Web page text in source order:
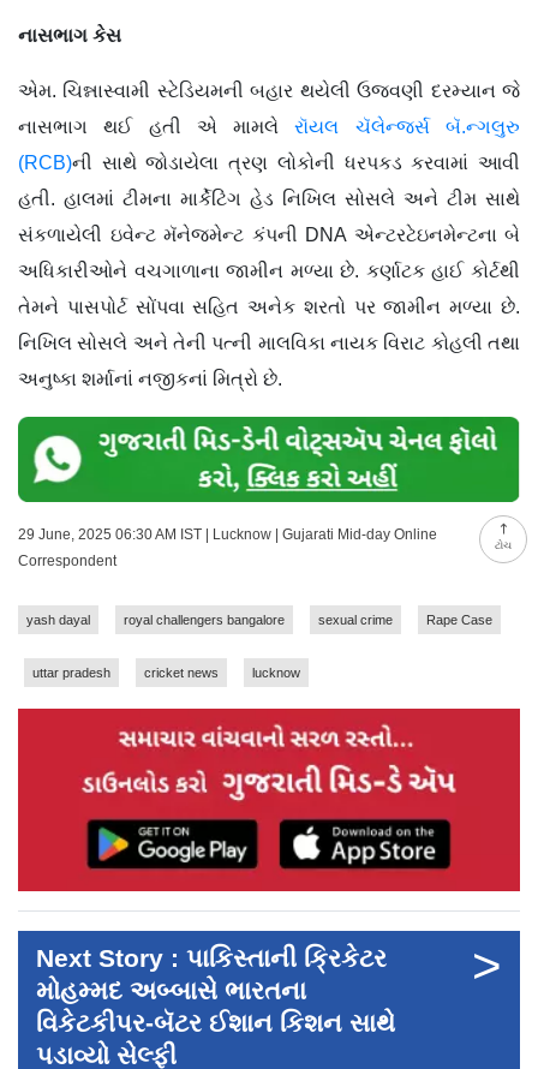
ટોચ
નાસભાગ કેસ
એમ. ચિન્નાસ્વામી સ્ટેડિયમની બહાર થયેલી ઉજવણી દરમ્યાન જે
નાસભાગ થઈ હતી એ મામલેરૉયલ ચૅલેન્જર્સ બૅ.ન્ગલુરુ
(RCB)ની સાથે જોડાયેલા ત્રણ લોકોની ધરપકડ કરવામાં આવી
હતી. હાલમાં ટીમના માર્કેટિંગ હેડ નિખિલ સોસલે અને ટીમ સાથે
સંકળાયેલી ઇવેન્ટ મૅનેજમેન્ટ કંપની DNA એન્ટરટેઇનમેન્ટના બે
અધિકારીઓને વચગાળાના જામીન મળ્યા છે. કર્ણાટક હાઈ કોર્ટથી
તેમને પાસપોર્ટ સોંપવા સહિત અનેક શરતો પર જામીન મળ્યા છે.
નિખિલ સોસલે અને તેની પત્ની માલવિકા નાયક વિરાટ કોહલી તથા
અનુષ્કા શર્માનાં નજીકનાં મિત્રો છે.
29 June, 2025 06:30 AM IST | Lucknow | Gujarati Mid-day Online
Correspondent
yash dayal royal challengers bangalore sexual crime Rape Case
uttar pradesh cricket news lucknow
Next Story : પાકિસ્તાની ક્રિકેટર
મોહમ્મદ અબ્બાસે ભારતના
વિકેટકીપર-બૅટર ઈશાન કિશન સાથે
પડાવ્યો સેલ્ફી
>